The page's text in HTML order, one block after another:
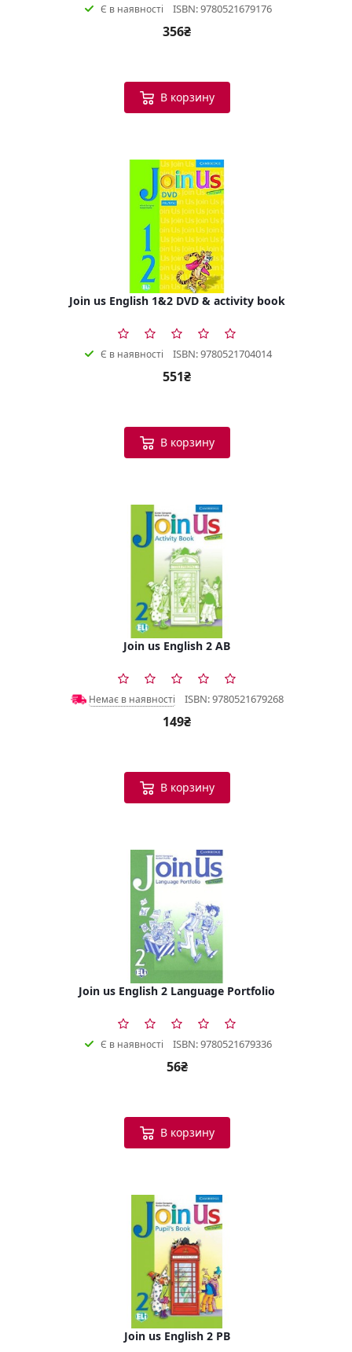
Є в наявності ISBN: 9780521679176
356₴
В корзину
Join us English 1&2 DVD & activity book
Є в наявності ISBN: 9780521704014
551₴
В корзину
Join us English 2 AB
Немає в наявності ISBN: 9780521679268
149₴
В корзину
Join us English 2 Language Portfolio
Є в наявності ISBN: 9780521679336
56₴
В корзину
Join us English 2 PB